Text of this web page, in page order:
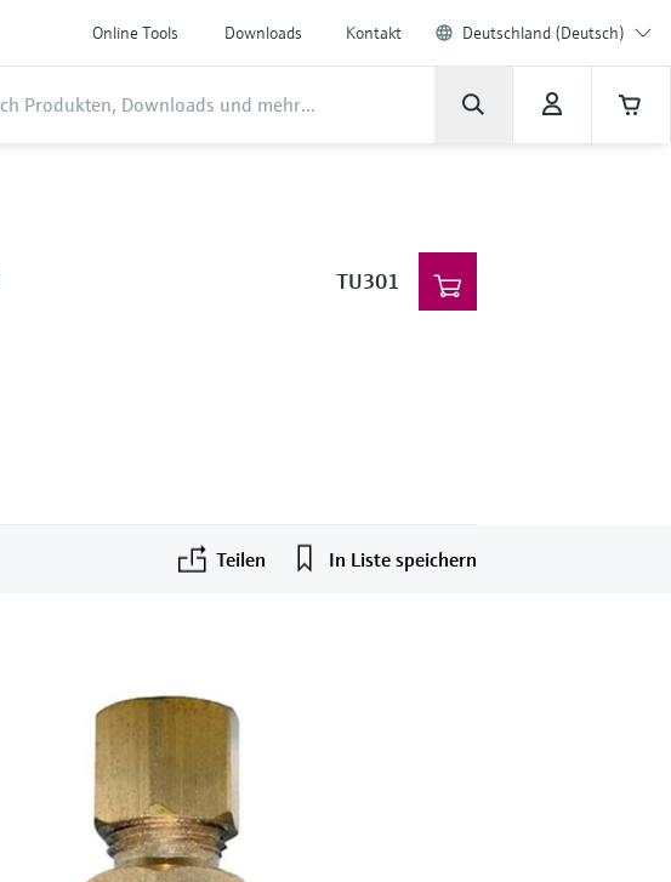
Online Tools Downloads Kontakt Deutschland (Deutsch)
TU301
Teilen In Liste speichern